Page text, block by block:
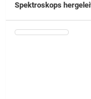
Spektroskops